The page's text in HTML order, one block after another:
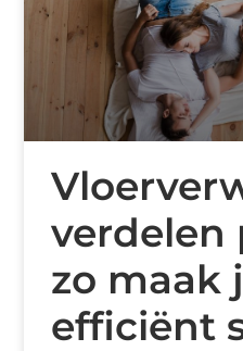
verdelen
zo maak
efficiënt